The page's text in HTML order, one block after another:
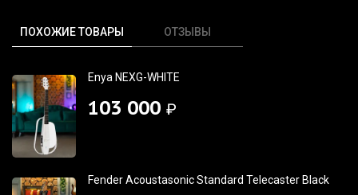
ПОХОЖИЕ ТОВАРЫ ОТЗЫВЫ
Enya NEXG-WHITE
103 000 ₽
Fender Acoustasonic Standard Telecaster Black